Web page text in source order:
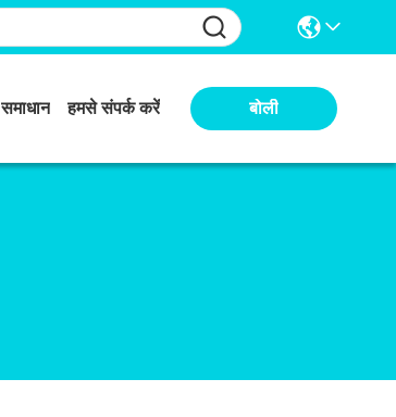
समाधान हमसे संपर्क करें बोली